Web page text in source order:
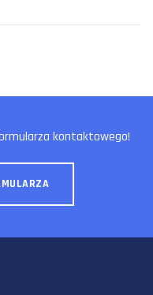
kontaktowego!